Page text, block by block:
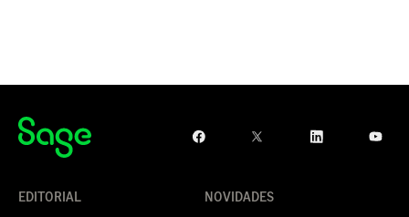
EDITORIAL NOVIDADES